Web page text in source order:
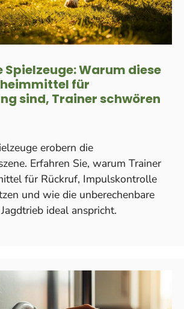
Warum diese
für
sind, Trainer schwören
erobern die
Erfahren Sie, warum Trainer
für Rückruf, Impulskontrolle
und wie die unberechenbare
ideal anspricht.